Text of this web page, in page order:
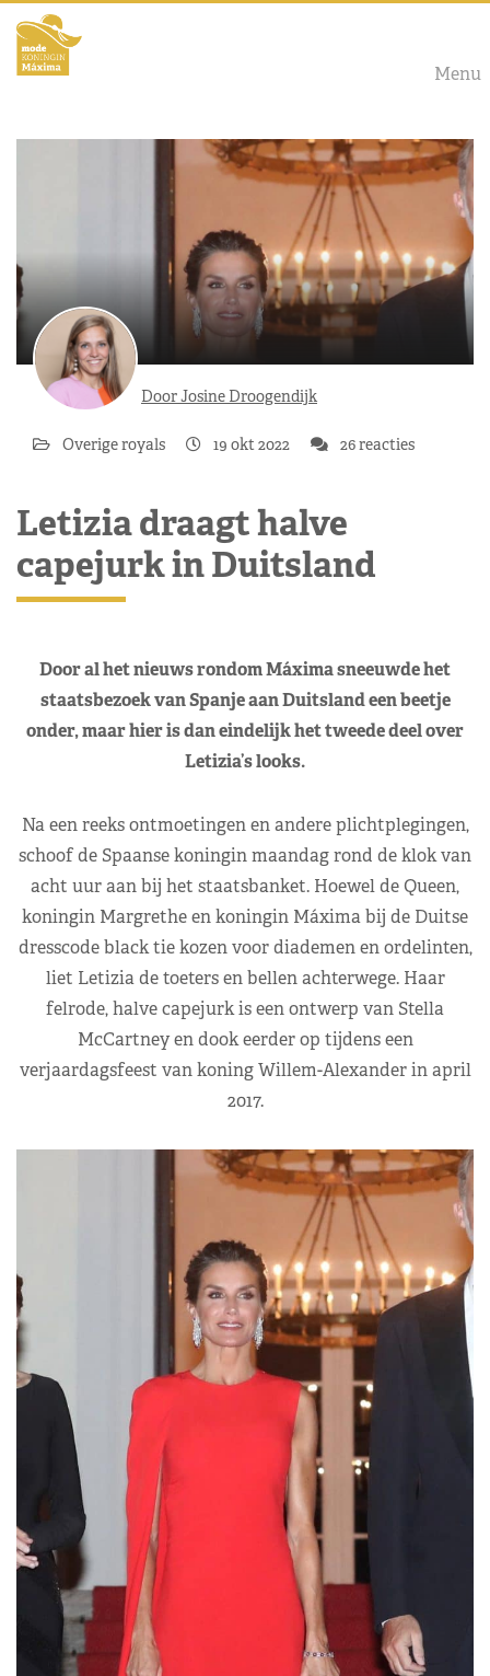
Menu
Door Josine Droogendijk
Overige royals 19 okt 2022 26 reacties
Letizia draagt halve
capejurk in Duitsland
Door al het nieuws rondom Máxima sneeuwde het
staatsbezoek van Spanje aan Duitsland een beetje
onder, maar hier is dan eindelijk het tweede deel over
Letizia’s looks.
Na een reeks ontmoetingen en andere plichtplegingen,
schoof de Spaanse koningin maandag rond de klok van
acht uur aan bij het staatsbanket. Hoewel de Queen,
koningin Margrethe en koningin Máxima bij de Duitse
dresscode black tie kozen voor diademen en ordelinten,
liet Letizia de toeters en bellen achterwege. Haar
felrode, halve capejurk is een ontwerp van Stella
McCartney en dook eerder op tijdens een
verjaardagsfeest van koning Willem-Alexander in april
2017.